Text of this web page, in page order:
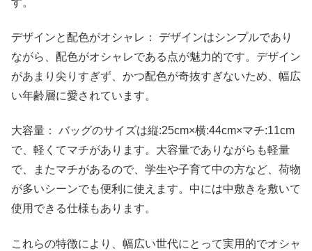
デザインと配色がオシャレ： デザインはシンプルであり
ながら、配色がオシャレである点が魅力的です。デザイン
があまり尖りすぎず、かつ配色が奇抜すぎないため、幅広
い年齢層に愛されています。
大容量： バッグのサイズは縦:25cm×横:44cm×マチ:11cm
で、軽くてマチがあります。大容量でありながらも軽量
で、またマチがあるので、学生や子育て中の方など、荷物
が多いシーンでも便利に使えます。中には中敷きを敷いて
使用できる仕様もあります。
これらの特徴により、幅広い世代にとって実用的でオシャ